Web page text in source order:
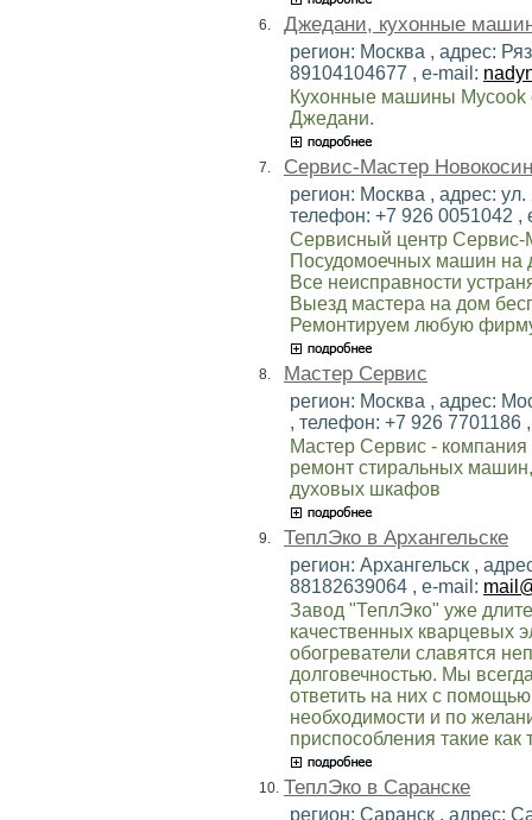
6. Джедани, кухонные
регион: Москва , адрес:
89104104677 , e-mail:
Кухонные машины Mycook
Джедани.
7. Сервис-Мастер
регион: Москва , адрес:
телефон: +7 926 0051042 ,
Сервисный центр Сервис-
Посудомоечных машин на
Все неисправности
Выезд мастера на дом
Ремонтируем любую
8. Мастер Сервис
регион: Москва , адрес:
, телефон: +7 926 7701186
Мастер Сервис -
ремонт стиральных
духовых шкафов
9. ТеплЭко в Архангельске
регион: Архангельск ,
88182639064 , e-mail:
Завод "ТеплЭко" уже
качественных кварцевых
обогреватели славятся
долговечностью. Мы
ответить на них с
необходимости и по
приспособления такие как
10. ТеплЭко в Саранске
регион: Саранск , адрес: